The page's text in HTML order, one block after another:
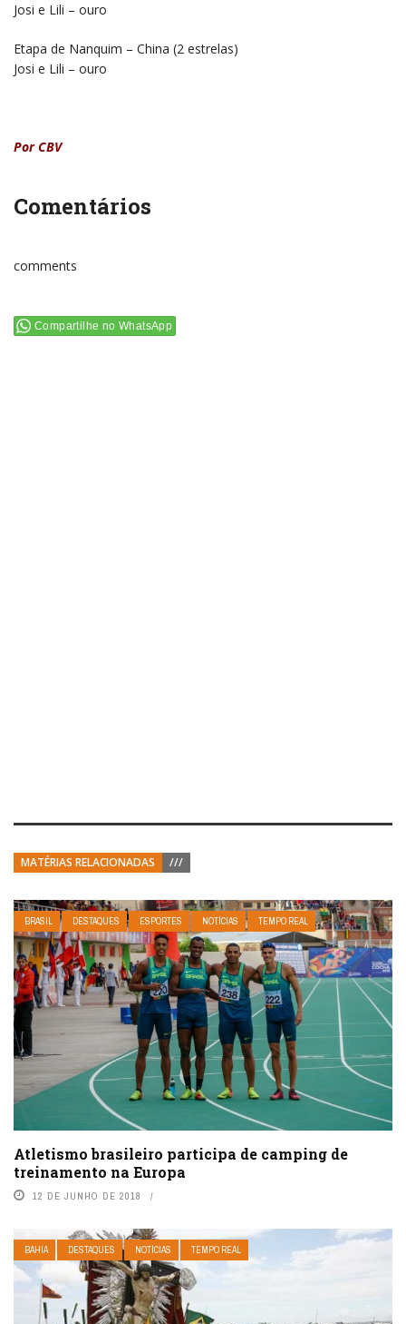
Josi e Lili – ouro
Etapa de Nanquim – China (2 estrelas)
Josi e Lili – ouro
Por CBV
Comentários
comments
Compartilhe no WhatsApp
MATÉRIAS RELACIONADAS ///
BRASIL DESTAQUES ESPORTES NOTÍCIAS TEMPO REAL
Atletismo brasileiro participa de camping de
treinamento na Europa
12 DE JUNHO DE 2018
BAHIA DESTAQUES NOTÍCIAS TEMPO REAL